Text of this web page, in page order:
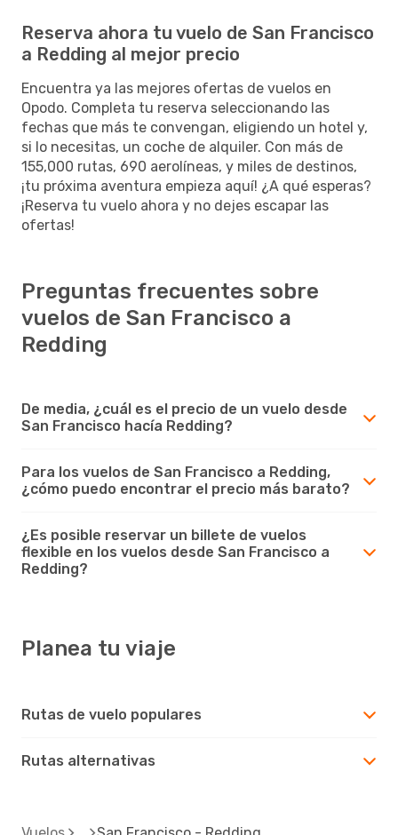
Reserva ahora tu vuelo de San Francisco
a Redding al mejor precio
Encuentra ya las mejores ofertas de vuelos en
Opodo. Completa tu reserva seleccionando las
fechas que más te convengan, eligiendo un hotel y,
si lo necesitas, un coche de alquiler. Con más de
155,000 rutas, 690 aerolíneas, y miles de destinos,
¡tu próxima aventura empieza aquí! ¿A qué esperas?
¡Reserva tu vuelo ahora y no dejes escapar las
ofertas!
Preguntas frecuentes sobre
vuelos de San Francisco a
Redding
De media, ¿cuál es el precio de un vuelo desde
San Francisco hacía Redding?
Para los vuelos de San Francisco a Redding,
¿cómo puedo encontrar el precio más barato?
¿Es posible reservar un billete de vuelos
flexible en los vuelos desde San Francisco a
Redding?
Planea tu viaje
Rutas de vuelo populares
Rutas alternativas